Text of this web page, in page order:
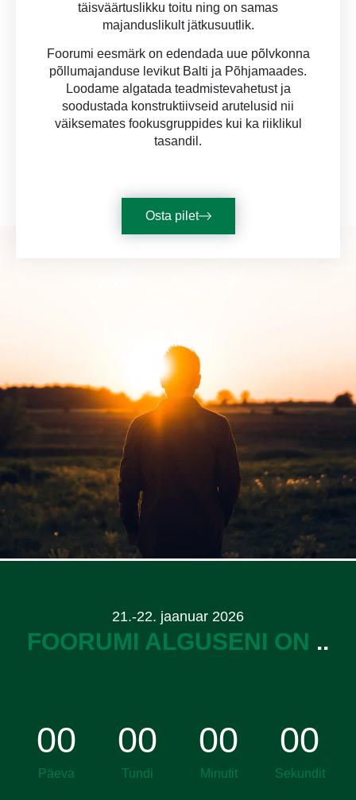
täisväärtuslikku toitu ning on samas
majanduslikult jätkusuutlik.
Foorumi eesmärk on edendada uue põlvkonna
põllumajanduse levikut Balti ja Põhjamaades.
Loodame algatada teadmistevahetust ja
soodustada konstruktiivseid arutelusid nii
väiksemates fookusgruppides kui ka riiklikul
tasandil.
Osta pilet
21.-22. jaanuar 2026
FOORUMI ALGUSENI ON ..
...
00
Päeva
00
Tundi
00
Minutit
00
Sekundit